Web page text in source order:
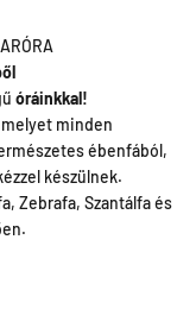
óráinkkal!
melyet minden
ébenfából,
készülnek.
Zebrafa, Szantálfa és